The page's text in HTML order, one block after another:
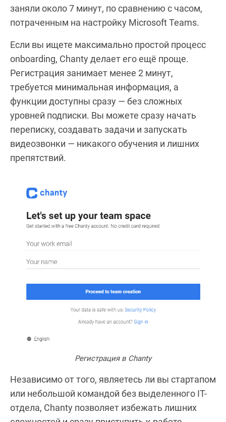
заняли около 7 минут, по сравнению с часом,
потраченным на настройку Microsoft Teams.
Если вы ищете максимально простой процесс
onboarding, Chanty делает его ещё проще.
Регистрация занимает менее 2 минут,
требуется минимальная информация, а
функции доступны сразу — без сложных
уровней подписки. Вы можете сразу начать
переписку, создавать задачи и запускать
видеозвонки — никакого обучения и лишних
препятствий.
Регистрация в Chanty
Независимо от того, являетесь ли вы стартапом
или небольшой командой без выделенного IT-
отдела, Chanty позволяет избежать лишних